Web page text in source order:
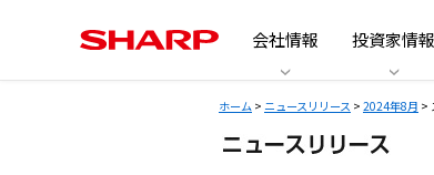
会社情報 投資家情報
ホーム > ニュースリリース > 2024年8月 >